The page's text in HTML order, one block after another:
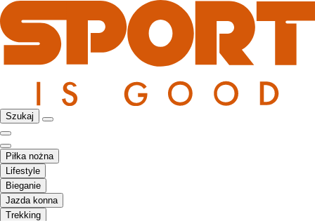
Szukaj
Piłka nożna
Lifestyle
Bieganie
Jazda konna
Trekking